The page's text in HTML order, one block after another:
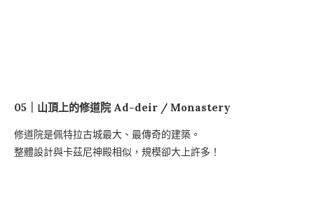
05｜山頂上的修道院 Ad-deir / Monastery
修道院是佩特拉古城最大、最傳奇的建築。
整體設計與卡茲尼神殿相似，規模卻大上許多！